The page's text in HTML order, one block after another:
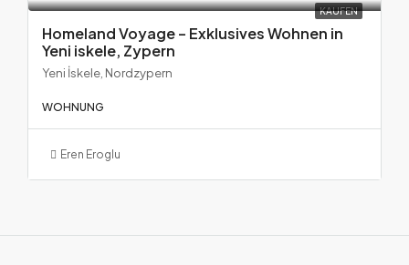
KAUFEN
Homeland Voyage – Exklusives Wohnen in
Yeni iskele, Zypern
Yeni İskele, Nordzypern
WOHNUNG
Eren Eroglu